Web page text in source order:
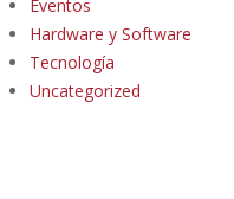
Eventos
Hardware y Software
Tecnología
Uncategorized